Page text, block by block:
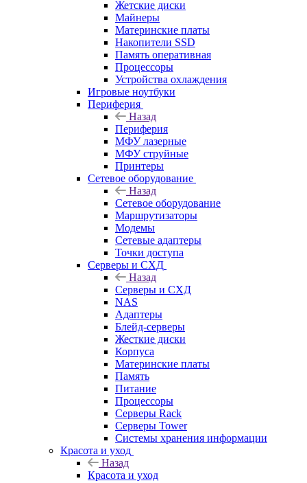
Жетские диски
Майнеры
Материнские платы
Накопители SSD
Память оперативная
Процессоры
Устройства охлаждения
Игровые ноутбуки
Периферия
Назад
Периферия
МФУ лазерные
МФУ струйные
Принтеры
Сетевое оборудование
Назад
Сетевое оборудование
Маршрутизаторы
Модемы
Сетевые адаптеры
Точки доступа
Серверы и СХД
Назад
Серверы и СХД
NAS
Адаптеры
Блейд-серверы
Жесткие диски
Корпуса
Материнские платы
Память
Питание
Процессоры
Серверы Rack
Серверы Tower
Системы хранения информации
Красота и уход
Назад
Красота и уход